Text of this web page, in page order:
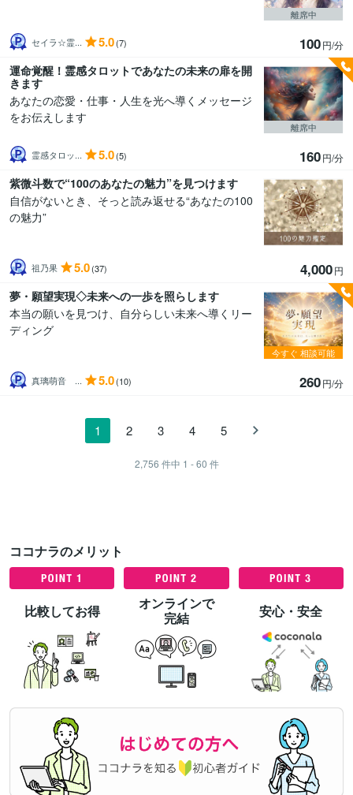
セイラ☆霊... 5.0(7) 100円/分
離席中
運命覚醒！霊感タロットであなたの未来の扉を開
きます
あなたの恋愛・仕事・人生を光へ導くメッセージ
をお伝えします
霊感タロッ... 5.0(5) 160円/分
離席中
紫微斗数で“100のあなたの魅力”を見つけます
自信がないとき、そっと読み返せる“あなたの100
の魅力”
祖乃果 5.0(37) 4,000円
夢・願望実現◇未来への一歩を照らします
本当の願いを見つけ、自分らしい未来へ導くリー
ディング
真璃萌音 ... 5.0(10) 260円/分
今すぐ 相談可能
1 2 3 4 5
2,756 件中 1 - 60 件
ココナラのメリット
比較してお得
オンラインで
完結
安心・安全